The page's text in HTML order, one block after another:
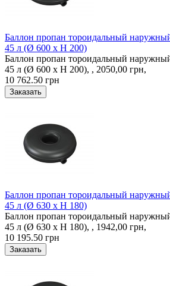
Баллон пропан тороидальный
45 л (Ø 600 х H 200)
Баллон пропан тороидальный
45 л (Ø 600 х H 200), , 2050,00 грн,
10 762.50 грн
Баллон пропан тороидальный
45 л (Ø 630 х H 180)
Баллон пропан тороидальный
45 л (Ø 630 х H 180), , 1942,00 грн,
10 195.50 грн